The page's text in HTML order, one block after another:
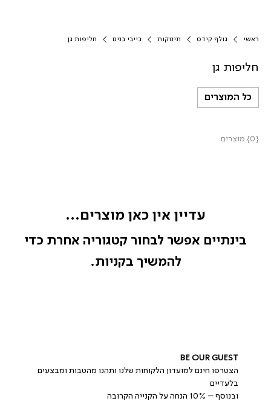
ראשי גולף קידס תינוקות בייבי בנים חליפות גן
חליפות גן
כל המוצרים
{0} מוצרים
עדיין אין כאן מוצרים...
בינתיים אפשר לבחור קטגוריה אחרת כדי
להמשיך בקניות.
BE OUR GUEST
הצטרפו חינם למועדון הלקוחות שלנו ותהנו מהטבות ומבצעים
בלעדיים
ובנוסף – 10% הנחה על הקנייה הקרובה